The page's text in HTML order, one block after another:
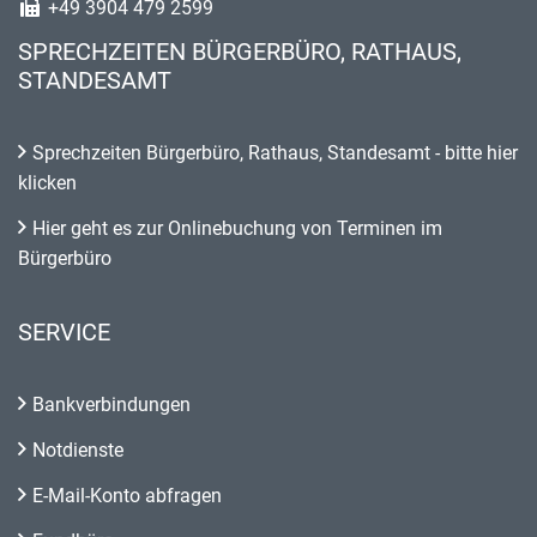
+49 3904 479 2599
SPRECHZEITEN BÜRGERBÜRO, RATHAUS,
STANDESAMT
Sprechzeiten Bürgerbüro, Rathaus, Standesamt - bitte hier
klicken
Hier geht es zur Onlinebuchung von Terminen im
Bürgerbüro
SERVICE
Bankverbindungen
Notdienste
E-Mail-Konto abfragen